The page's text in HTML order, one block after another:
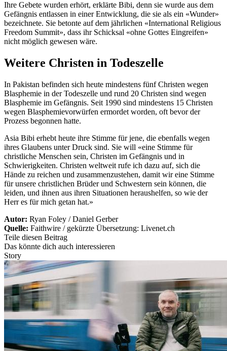
Ihre Gebete wurden erhört, erklärte Bibi, denn sie wurde aus dem
Gefängnis entlassen in einer Entwicklung, die sie als ein «Wunder»
bezeichnete. Sie betonte auf dem jährlichen «International Religious
Freedom Summit», dass ihr Schicksal «ohne Gottes Eingreifen»
nicht möglich gewesen wäre.
Weitere Christen in Todeszelle
In Pakistan befinden sich heute mindestens fünf Christen wegen
Blasphemie in der Todeszelle und rund 20 Christen sind wegen
Blasphemie im Gefängnis. Seit 1990 sind mindestens 15 Christen
wegen Blasphemievorwürfen ermordet worden, oft bevor der
Prozess begonnen hatte.
Asia Bibi erhebt heute ihre Stimme für jene, die ebenfalls wegen
ihres Glaubens unter Druck sind. Sie will «eine Stimme für
christliche Menschen sein, Christen im Gefängnis und in
Schwierigkeiten. Christen weltweit rufe ich dazu auf, sich die
Hände zu reichen und zusammenzustehen, damit wir eine Stimme
für unsere christlichen Brüder und Schwestern sein können, die
leiden, und ihnen aus ihren Situationen heraushelfen, so wie der
Herr es für mich getan hat.»
Autor: Ryan Foley / Daniel Gerber
Quelle: Faithwire / gekürzte Übersetzung: Livenet.ch
Teile diesen Beitrag
Das könnte dich auch interessieren
Story